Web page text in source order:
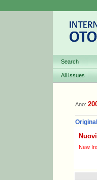
Search
All Issues
Ano:
New